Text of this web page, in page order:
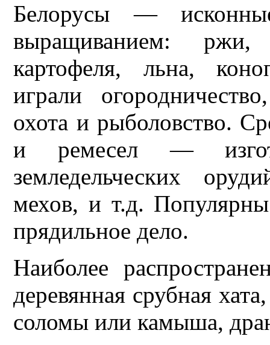
Белорусы —
выращиванием:
картофеля, льна,
играли
охота и рыболовство.
и ремесел —
земледельческих
мехов, и т.д.
прядильное дело.
Наиболее
деревянная срубная
соломы или камыша,